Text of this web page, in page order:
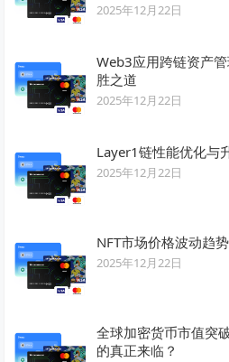
2025年12月22日
Web3应用跨链资产
胜之道
2025年12月22日
Layer1链性能优化与
2025年12月22日
NFT市场价格波动趋
2025年12月22日
全球加密货币市值突
的真正来临？